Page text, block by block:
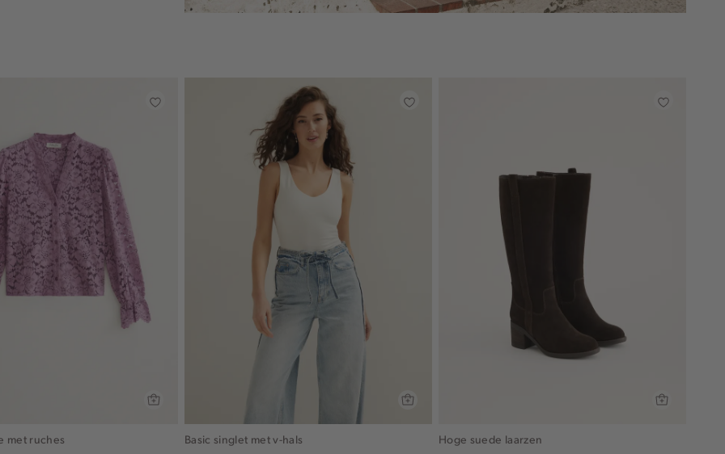
met ruches
Basic singlet met v-hals
Hoge suede laarzen